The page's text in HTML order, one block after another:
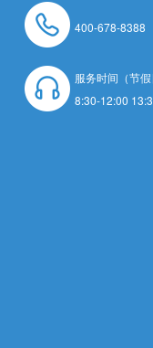
400-678-8388
服务时间（节假
8:30-12:00